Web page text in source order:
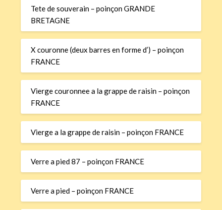
Tete de souverain – poinçon GRANDE
BRETAGNE
X couronne (deux barres en forme d’) – poinçon
FRANCE
Vierge couronnee a la grappe de raisin – poinçon
FRANCE
Vierge a la grappe de raisin – poinçon FRANCE
Verre a pied 87 – poinçon FRANCE
Verre a pied – poinçon FRANCE